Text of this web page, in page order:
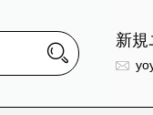
新規